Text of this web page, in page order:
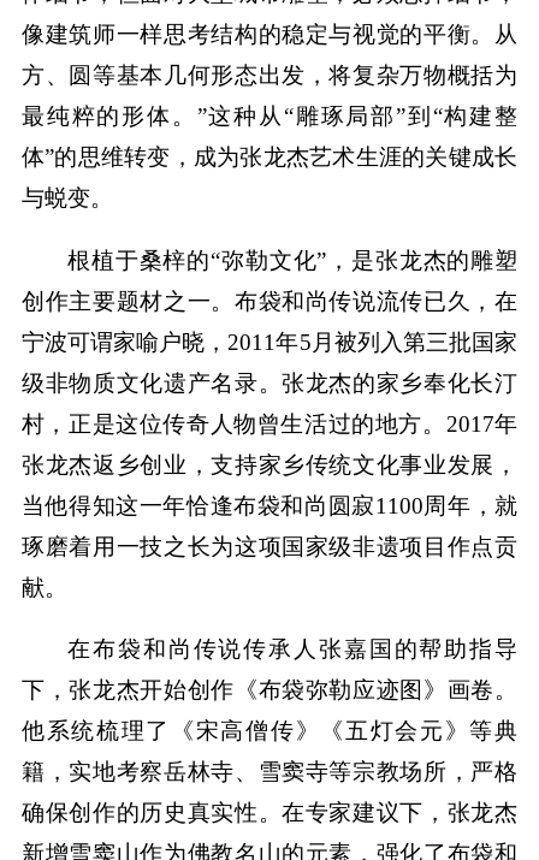
像建筑师一样思考结构的稳定与视觉的平衡。从
方、圆等基本几何形态出发，将复杂万物概括为
最纯粹的形体。”这种从“雕琢局部”到“构建整
体”的思维转变，成为张龙杰艺术生涯的关键成长
与蜕变。
根植于桑梓的“弥勒文化”，是张龙杰的雕塑
创作主要题材之一。布袋和尚传说流传已久，在
宁波可谓家喻户晓，2011年5月被列入第三批国家
级非物质文化遗产名录。张龙杰的家乡奉化长汀
村，正是这位传奇人物曾生活过的地方。2017年
张龙杰返乡创业，支持家乡传统文化事业发展，
当他得知这一年恰逢布袋和尚圆寂1100周年，就
琢磨着用一技之长为这项国家级非遗项目作点贡
献。
在布袋和尚传说传承人张嘉国的帮助指导
下，张龙杰开始创作《布袋弥勒应迹图》画卷。
他系统梳理了《宋高僧传》《五灯会元》等典
籍，实地考察岳林寺、雪窦寺等宗教场所，严格
确保创作的历史真实性。在专家建议下，张龙杰
新增雪窦山作为佛教名山的元素，强化了布袋和